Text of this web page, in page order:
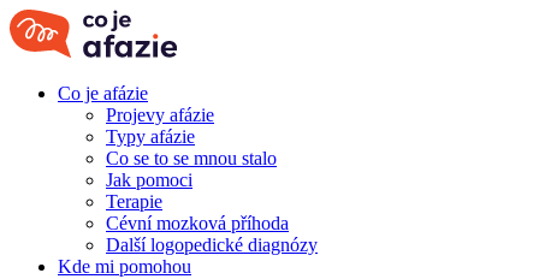
Co je afázie
Projevy afázie
Typy afázie
Co se to se mnou stalo
Jak pomoci
Terapie
Cévní mozková příhoda
Další logopedické diagnózy
Kde mi pomohou